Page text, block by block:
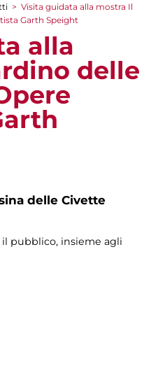
> Visita guidata alla mostra Il
Garth Speight
alla
delle
delle Civette
il pubblico, insieme agli